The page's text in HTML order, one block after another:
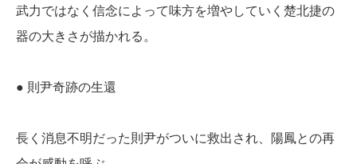
武力ではなく信念によって味方を増やしていく楚北捷の
器の大きさが描かれる。
● 則尹奇跡の生還
長く消息不明だった則尹がついに救出され、陽鳳との再